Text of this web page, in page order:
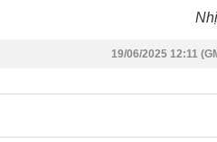
19/06/2025 12:11